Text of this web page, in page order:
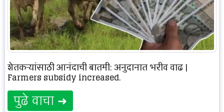
शेतकऱ्यांसाठी आनंदाची बातमी: अनुदानात भरीव वाढ |
Farmers subsidy increased.
पुढे वाचा ➜